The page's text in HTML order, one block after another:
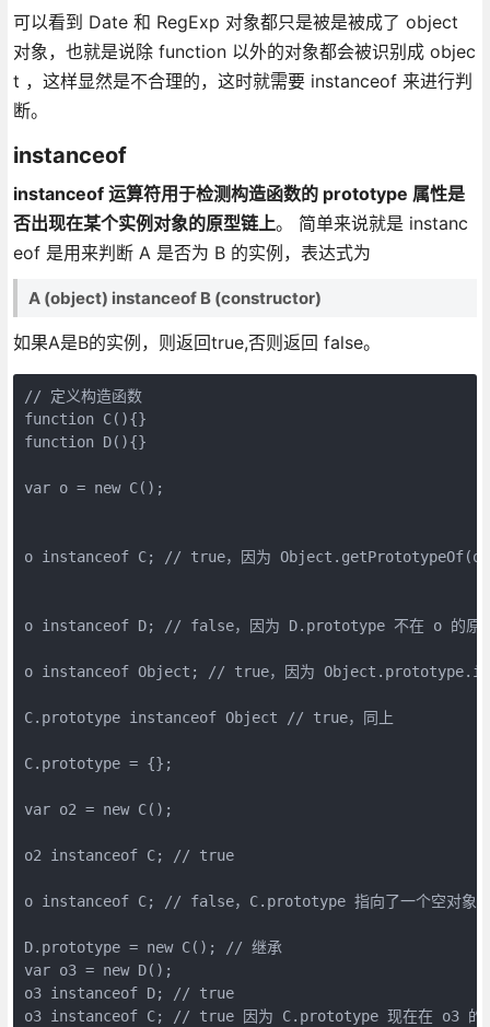
可以看到 Date 和 RegExp 对象都只是被是被成了 object
对象，也就是说除 function 以外的对象都会被识别成 objec
t ，这样显然是不合理的，这时就需要 instanceof 来进行判
断。
instanceof
instanceof 运算符用于检测构造函数的 prototype 属性是
否出现在某个实例对象的原型链上。 简单来说就是 instanc
eof 是用来判断 A 是否为 B 的实例，表达式为
A (object) instanceof B (constructor)
如果A是B的实例，则返回true,否则返回 false。
// 定义构造函数
function C(){}
function D(){}
var o = new C();
o instanceof C; // true，因为
o instanceof D; // false，因为 D.prototype 不在 o 的原
o instanceof Object; // true，因为
C.prototype instanceof Object // true，同上
C.prototype = {};
var o2 = new C();
o2 instanceof C; // true
o instanceof C; // false，C.prototype 指向了一个空对象,
D.prototype = new C(); // 继承
var o3 = new D();
o3 instanceof D; // true